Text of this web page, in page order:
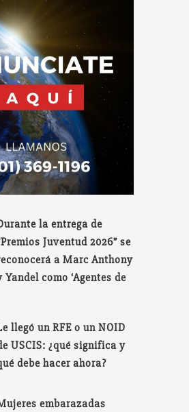
la entrega de
Juventud 2026” se
a Marc Anthony
Yandel como ‘Agentes de
llegó un RFE o un NOID
USCIS: ¿qué significa y
debe hacer ahora?
embarazadas